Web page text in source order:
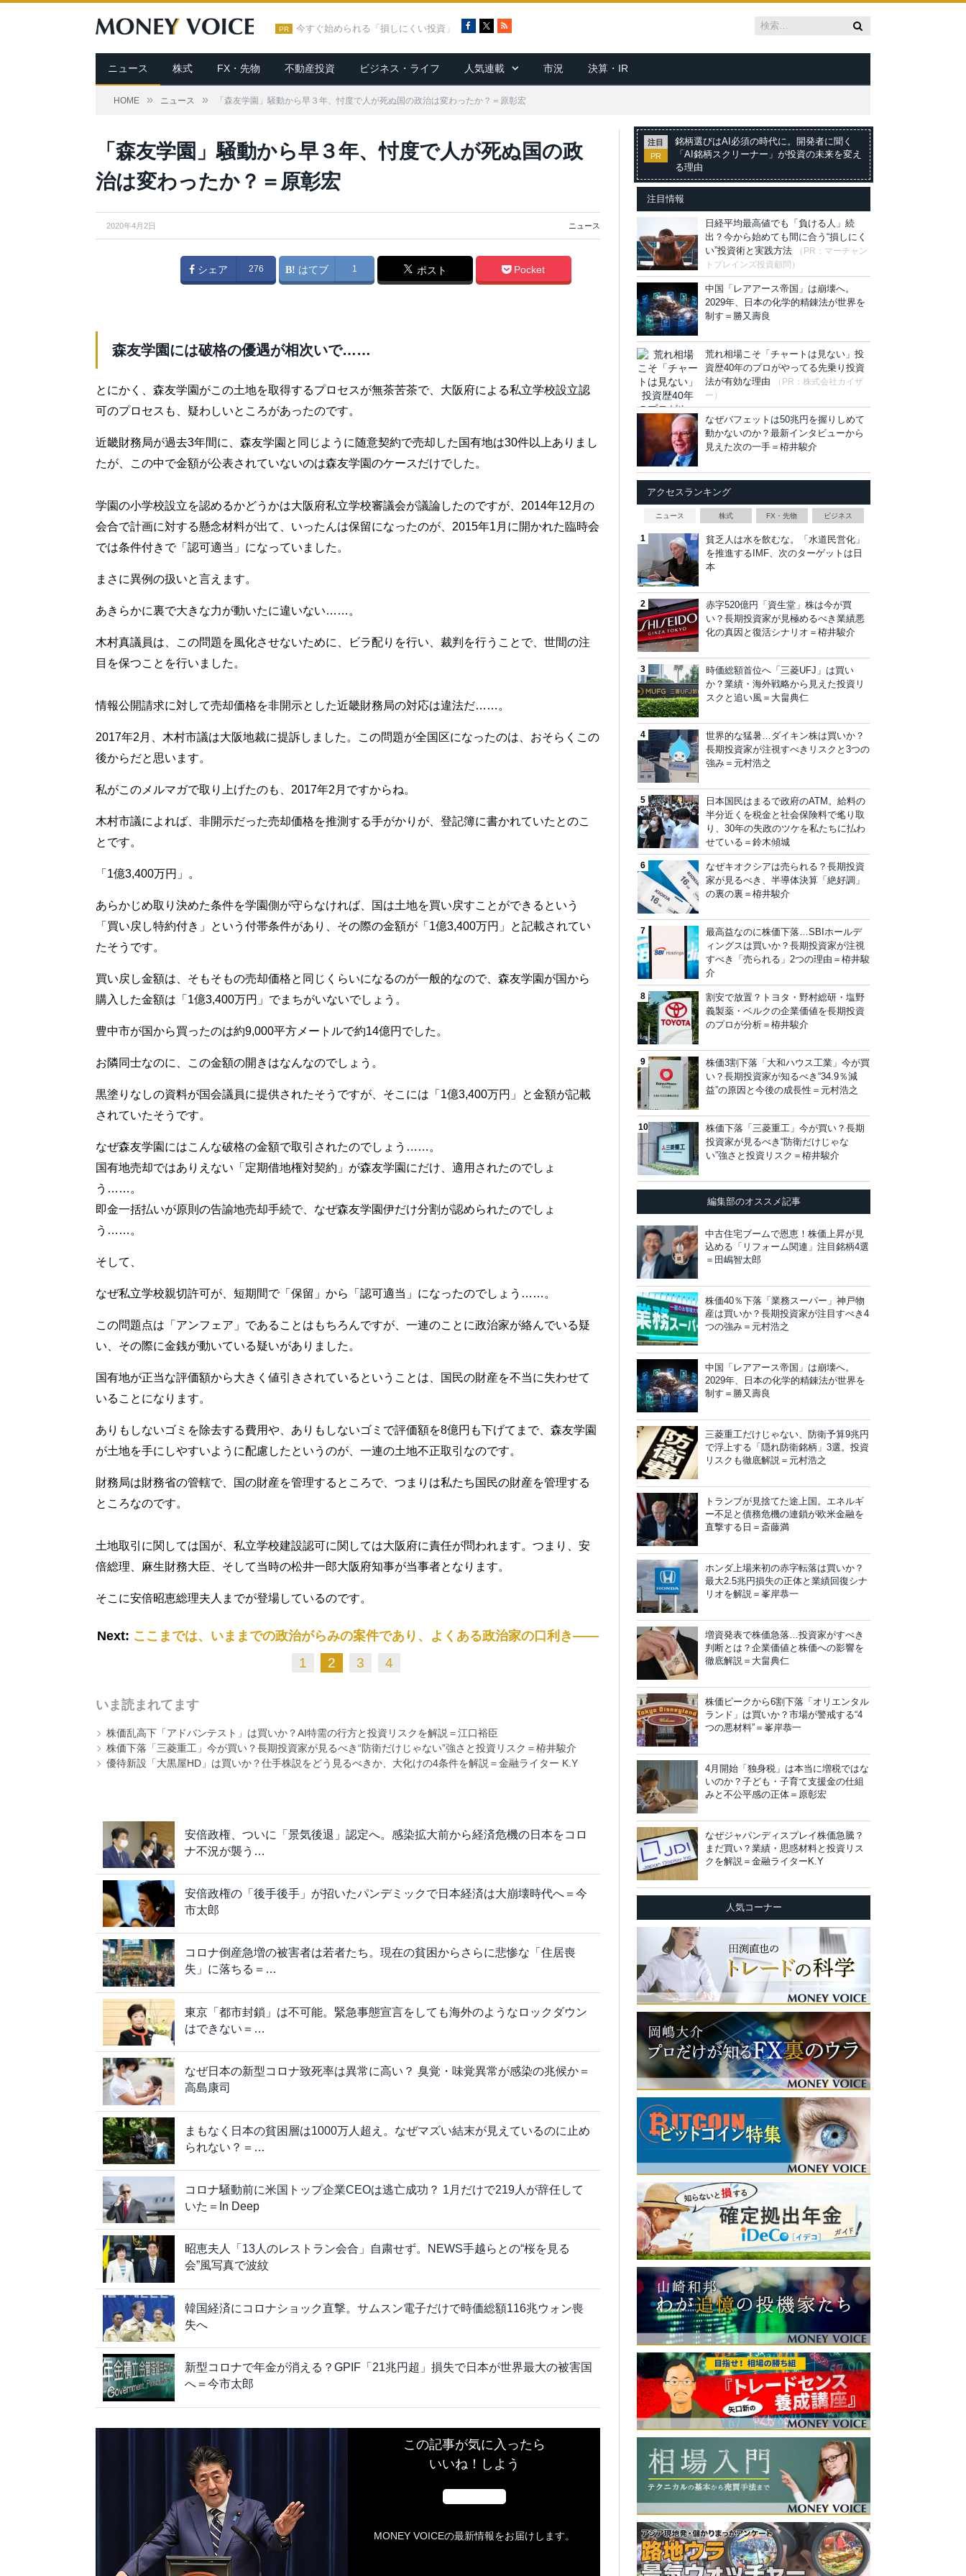
PR 今すぐ始められる「損しにくい投資」
c
e
b
R
S
ニュース 株式 FX・先物 不動産投資 ビジネス・ライフ 人気連載 市況 決算・IR
HOME » ニュース » 「森友学園」騒動から早３年、忖度で人が死ぬ国の政治は変わったか？＝原彰宏
「森友学園」騒動から早３年、忖度で人が死ぬ国の政
治は変わったか？＝原彰宏
2020年4月2日 ニュース
シェア 276 はてブ 1 ポスト Pocket
森友学園には破格の優遇が相次いで……
とにかく、森友学園がこの土地を取得するプロセスが無茶苦茶で、大阪府による私立学校設立認
可のプロセスも、疑わしいところがあったのです。
近畿財務局が過去3年間に、森友学園と同じように随意契約で売却した国有地は30件以上ありまし
たが、この中で金額が公表されていないのは森友学園のケースだけでした。
学園の小学校設立を認めるかどうかは大阪府私立学校審議会が議論したのですが、2014年12月の
会合で計画に対する懸念材料が出て、いったんは保留になったのが、2015年1月に開かれた臨時会
では条件付きで「認可適当」になっていました。
まさに異例の扱いと言えます。
あきらかに裏で大きな力が動いたに違いない……。
木村真議員は、この問題を風化させないために、ビラ配りを行い、裁判を行うことで、世間の注
目を保つことを行いました。
情報公開請求に対して売却価格を非開示とした近畿財務局の対応は違法だ……。
2017年2月、木村市議は大阪地裁に提訴しました。この問題が全国区になったのは、おそらくこの
後からだと思います。
私がこのメルマガで取り上げたのも、2017年2月ですからね。
木村市議によれば、非開示だった売却価格を推測する手がかりが、登記簿に書かれていたとのこ
とです。
「1億3,400万円」。
あらかじめ取り決めた条件を学園側が守らなければ、国は土地を買い戻すことができるという
「買い戻し特約付き」という付帯条件があり、その際の金額が「1億3,400万円」と記載されてい
たそうです。
買い戻し金額は、そもそもの売却価格と同じくらいになるのが一般的なので、森友学園が国から
購入した金額は「1億3,400万円」でまちがいないでしょう。
豊中市が国から買ったのは約9,000平方メートルで約14億円でした。
お隣同士なのに、この金額の開きはなんなのでしょう。
黒塗りなしの資料が国会議員に提供されたそうですが、そこには「1億3,400万円」と金額が記載
されていたそうです。
なぜ森友学園にはこんな破格の金額で取引されたのでしょう……。
国有地売却ではありえない「定期借地権対契約」が森友学園にだけ、適用されたのでしょ
う……。
即金一括払いが原則の告諭地売却手続で、なぜ森友学園伊だけ分割が認められたのでしょ
う……。
そして、
なぜ私立学校親切許可が、短期間で「保留」から「認可適当」になったのでしょう……。
この問題点は「アンフェア」であることはもちろんですが、一連のことに政治家が絡んでいる疑
い、その際に金銭が動いている疑いがありました。
国有地が正当な評価額から大きく値引きされているということは、国民の財産を不当に失わせて
いることになります。
ありもしないゴミを除去する費用や、ありもしないゴミで評価額を8億円も下げてまで、森友学園
が土地を手にしやすいように配慮したというのが、一連の土地不正取引なのです。
財務局は財務省の管轄で、国の財産を管理するところで、つまりは私たち国民の財産を管理する
ところなのです。
土地取引に関しては国が、私立学校建設認可に関しては大阪府に責任が問われます。つまり、安
倍総理、麻生財務大臣、そして当時の松井一郎大阪府知事が当事者となります。
そこに安倍昭恵総理夫人までが登場しているのです。
Next: ここまでは、いままでの政治がらみの案件であり、よくある政治家の口利き――
1 2 3 4
いま読まれてます
株価乱高下「アドバンテスト」は買いか？AI特需の行方と投資リスクを解説＝江口裕臣
株価下落「三菱重工」今が買い？長期投資家が見るべき“防衛だけじゃない”強さと投資リスク＝栫井駿介
優待新設「大黒屋HD」は買いか？仕手株説をどう見るべきか、大化けの4条件を解説＝金融ライター K.Y
安倍政権、ついに「景気後退」認定へ。感染拡大前から経済危機の日本をコロ
ナ不況が襲う…
安倍政権の「後手後手」が招いたパンデミックで日本経済は大崩壊時代へ＝今
市太郎
コロナ倒産急増の被害者は若者たち。現在の貧困からさらに悲惨な「住居喪
失」に落ちる＝…
東京「都市封鎖」は不可能。緊急事態宣言をしても海外のようなロックダウン
はできない＝…
なぜ日本の新型コロナ致死率は異常に高い？ 臭覚・味覚異常が感染の兆候か＝
高島康司
まもなく日本の貧困層は1000万人超え。なぜマズい結末が見えているのに止め
られない？＝…
コロナ騒動前に米国トップ企業CEOは逃亡成功？ 1月だけで219人が辞任して
いた＝In Deep
昭恵夫人「13人のレストラン会合」自粛せず。NEWS手越らとの“桜を見る
会”風写真で波紋
韓国経済にコロナショック直撃。サムスン電子だけで時価総額116兆ウォン喪
失へ
新型コロナで年金が消える？GPIF「21兆円超」損失で日本が世界最大の被害国
へ＝今市太郎
この記事が気に入ったら
いいね！しよう
MONEY VOICEの最新情報をお届けします。
注目
PR
銘柄選びはAI必須の時代に。開発者に聞く
「AI銘柄スクリーナー」が投資の未来を変え
る理由
注目情報
日経平均最高値でも「負ける人」続
出？今から始めても間に合う“損しにく
い”投資術と実践方法
（PR：マーチャン
トブレインズ投資顧問）
中国「レアアース帝国」は崩壊へ。
2029年、日本の化学的精錬法が世界を
制す＝勝又壽良
荒れ相場こそ「チャートは見ない」投
資歴40年のプロがやってる先乗り投資
法が有効な理由
（PR：株式会社カイザ
ー）
なぜバフェットは50兆円を握りしめて
動かないのか？最新インタビューから
見えた次の一手＝栫井駿介
アクセスランキング
ニュース 株式 FX・先物 ビジネス
貧乏人は水を飲むな。「水道民営化」
を推進するIMF、次のターゲットは日
本
赤字520億円「資生堂」株は今が買
い？長期投資家が見極めるべき業績悪
化の真因と復活シナリオ＝栫井駿介
時価総額首位へ「三菱UFJ」は買い
か？業績・海外戦略から見えた投資リ
スクと追い風＝大畠典仁
世界的な猛暑…ダイキン株は買いか？
長期投資家が注視すべきリスクと3つの
強み＝元村浩之
日本国民はまるで政府のATM。給料の
半分近くを税金と社会保険料で毟り取
り、30年の失政のツケを私たちに払わ
せている＝鈴木傾城
なぜキオクシアは売られる？長期投資
家が見るべき、半導体決算「絶好調」
の裏の裏＝栫井駿介
最高益なのに株価下落…SBIホールデ
ィングスは買いか？長期投資家が注視
すべき「売られる」2つの理由＝栫井駿
介
割安で放置？トヨタ・野村総研・塩野
義製薬・ベルクの企業価値を長期投資
のプロが分析＝栫井駿介
株価3割下落「大和ハウス工業」今が買
い？長期投資家が知るべき“34.9％減
益”の原因と今後の成長性＝元村浩之
株価下落「三菱重工」今が買い？長期
投資家が見るべき“防衛だけじゃな
い”強さと投資リスク＝栫井駿介
編集部のオススメ記事
中古住宅ブームで恩恵！株価上昇が見
込める「リフォーム関連」注目銘柄4選
＝田嶋智太郎
株価40％下落「業務スーパー」神戸物
産は買いか？長期投資家が注目すべき4
つの強み＝元村浩之
中国「レアアース帝国」は崩壊へ。
2029年、日本の化学的精錬法が世界を
制す＝勝又壽良
三菱重工だけじゃない、防衛予算9兆円
で浮上する「隠れ防衛銘柄」3選。投資
リスクも徹底解説＝元村浩之
トランプが見捨てた途上国。エネルギ
ー不足と債務危機の連鎖が欧米金融を
直撃する日＝斎藤満
ホンダ上場来初の赤字転落は買いか？
最大2.5兆円損失の正体と業績回復シナ
リオを解説＝峯岸恭一
増資発表で株価急落…投資家がすべき
判断とは？企業価値と株価への影響を
徹底解説＝大畠典仁
株価ピークから6割下落「オリエンタル
ランド」は買いか？市場が警戒する“4
つの悪材料”＝峯岸恭一
4月開始「独身税」は本当に増税ではな
いのか？子ども・子育て支援金の仕組
みと不公平感の正体＝原彰宏
なぜジャパンディスプレイ株価急騰？
まだ買い？業績・思惑材料と投資リス
クを解説＝金融ライターK.Y
人気コーナー